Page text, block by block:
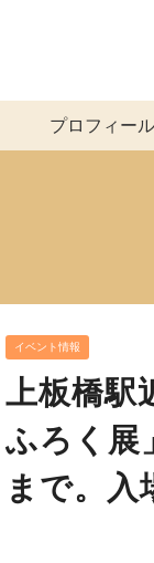
プロフィール
イベント情報
上板橋
ふろく展
まで。入